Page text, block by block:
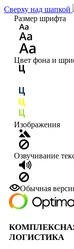
Сверху над шапкой
Размер шрифта
Цвет фона и
Изображения
Озвучивание
Обычная
ЛОГИСТИКА